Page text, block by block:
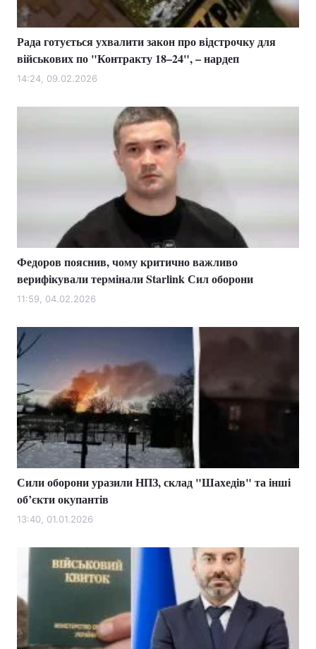
Рада готується ухвалити закон про відстрочку для
військових по "Контракту 18–24", – нардеп
14:24, 09.02.2026
Федоров пояснив, чому критично важливо
верифікували термінали Starlink Сил оборони
11:59, 04.02.2026
Сили оборони уразили НПЗ, склад "Шахедів" та інші
об’єкти окупантів
13:40, 01.01.2026